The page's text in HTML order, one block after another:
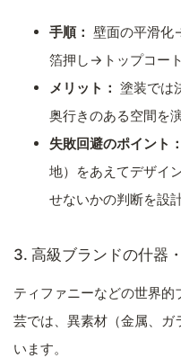
手順： 壁面の平滑
箔押し→トップコー
メリット： 塗装では
奥行きのある空間を
失敗回避のポイント：
地）をあえてデザイ
せないかの判断を設
3. 高級ブランドの什器
ティファニーなどの世界
芸では、異素材（金属、
います。